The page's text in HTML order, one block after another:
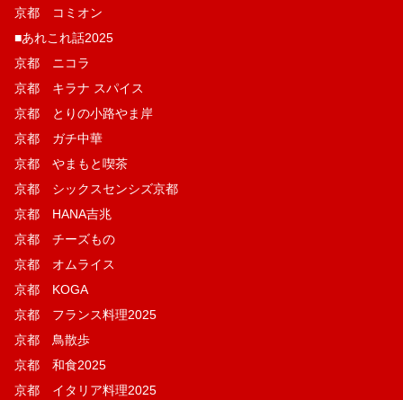
京都 コミオン
■あれこれ話2025
京都 ニコラ
京都 キラナ スパイス
京都 とりの小路やま岸
京都 ガチ中華
京都 やまもと喫茶
京都 シックスセンシズ京都
京都 HANA吉兆
京都 チーズもの
京都 オムライス
京都 KOGA
京都 フランス料理2025
京都 鳥散歩
京都 和食2025
京都 イタリア料理2025